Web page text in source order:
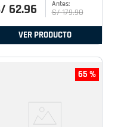
62.96 S/ 179.90
VER PRODUCTO
65 %